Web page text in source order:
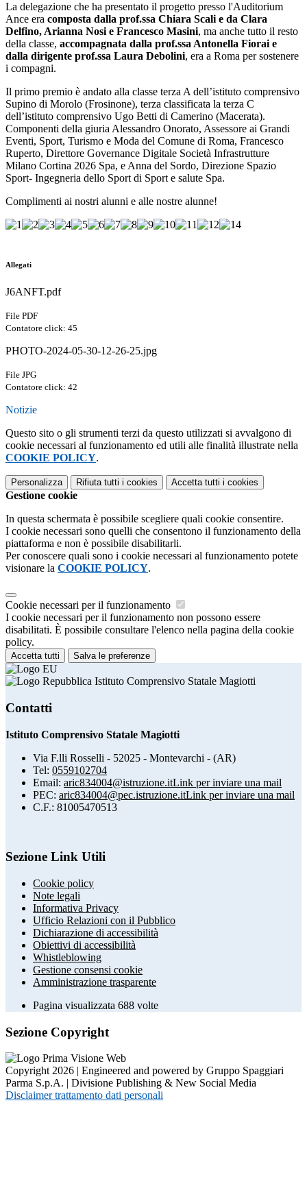
La delegazione che ha presentato il progetto presso l'Auditorium
Ance era composta dalla prof.ssa Chiara Scali e da Clara
Delfino, Arianna Nosi e Francesco Masini, ma anche tutto il resto
della classe, accompagnata dalla prof.ssa Antonella Fiorai e
dalla dirigente prof.ssa Laura Debolini, era a Roma per sostenere
i compagni.
Il primo premio è andato alla classe terza A dell’istituto comprensivo
Supino di Morolo (Frosinone), terza classificata la terza C
dell’istituto comprensivo Ugo Betti di Camerino (Macerata).
Componenti della giuria Alessandro Onorato, Assessore ai Grandi
Eventi, Sport, Turismo e Moda del Comune di Roma, Francesco
Ruperto, Direttore Governance Digitale Società Infrastrutture
Milano Cortina 2026 Spa, e Anna del Sordo, Direzione Spazio
Sport- Ingegneria dello Sport di Sport e salute Spa.
Complimenti ai nostri alunni e alle nostre alunne!
Allegati
J6ANFT.pdf
File PDF
Contatore click: 45
PHOTO-2024-05-30-12-26-25.jpg
File JPG
Contatore click: 42
Notizie
Questo sito o gli strumenti terzi da questo utilizzati si avvalgono di
cookie necessari al funzionamento ed utili alle finalità illustrate nella
COOKIE POLICY.
Personalizza Rifiuta tutti i cookies Accetta tutti i cookies
Gestione cookie
In questa schermata è possibile scegliere quali cookie consentire.
I cookie necessari sono quelli che consentono il funzionamento della
piattaforma e non è possibile disabilitarli.
Per conoscere quali sono i cookie necessari al funzionamento potete
visionare la COOKIE POLICY.
Cookie necessari per il funzionamento
I cookie necessari per il funzionamento non possono essere
disabilitati. È possibile consultare l'elenco nella pagina della cookie
policy.
Accetta tutti Salva le preferenze
Istituto Comprensivo Statale Magiotti
Contatti
Istituto Comprensivo Statale Magiotti
Via F.lli Rosselli - 52025 - Montevarchi - (AR)
Tel: 0559102704
Email: aric834004@istruzione.itLink per inviare una mail
PEC: aric834004@pec.istruzione.itLink per inviare una mail
C.F.: 81005470513
Sezione Link Utili
Cookie policy
Note legali
Informativa Privacy
Ufficio Relazioni con il Pubblico
Dichiarazione di accessibilità
Obiettivi di accessibilità
Whistleblowing
Gestione consensi cookie
Amministrazione trasparente
Pagina visualizzata 688 volte
Sezione Copyright
Copyright 2026 | Engineered and powered by Gruppo Spaggiari
Parma S.p.A. | Divisione Publishing & New Social Media
Disclaimer trattamento dati personali